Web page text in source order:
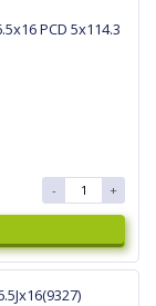
PCD 5x114.3
- +